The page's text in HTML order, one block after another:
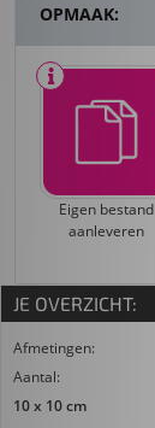
OPMAAK:
Eigen bestand
aanleveren
JE OVERZICHT:
Afmetingen:
Aantal:
10 x 10 cm